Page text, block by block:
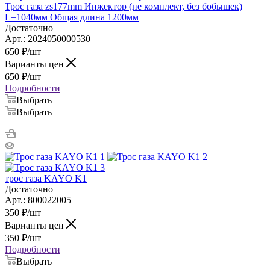
Трос газа zs177mm Инжектор (не комплект, без бобышек)
L=1040мм Общая длина 1200мм
Достаточно
Арт.: 2024050000530
650 ₽/шт
Варианты цен
650 ₽/шт
Подробности
Выбрать
Выбрать
трос газа KAYO K1
Достаточно
Арт.: 800022005
350 ₽/шт
Варианты цен
350 ₽/шт
Подробности
Выбрать